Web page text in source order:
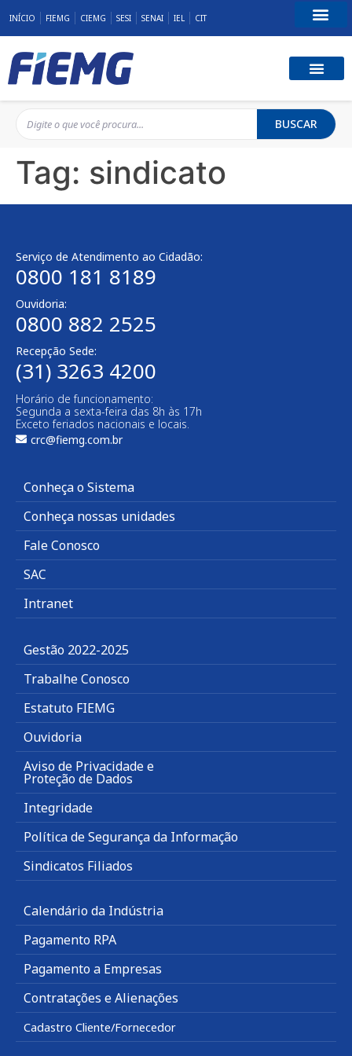
INÍCIO FIEMG CIEMG SESI SENAI IEL CIT
BUSCAR
Tag: sindicato
Serviço de Atendimento ao Cidadão:
0800 181 8189
Ouvidoria:
0800 882 2525
Recepção Sede:
(31) 3263 4200
Horário de funcionamento:
Segunda a sexta-feira das 8h às 17h
Exceto feriados nacionais e locais.
crc@fiemg.com.br
Conheça o Sistema
Conheça nossas unidades
Fale Conosco
SAC
Intranet
Gestão 2022-2025
Trabalhe Conosco
Estatuto FIEMG
Ouvidoria
Aviso de Privacidade e
Proteção de Dados
Integridade
Política de Segurança da Informação
Sindicatos Filiados
Calendário da Indústria
Pagamento RPA
Pagamento a Empresas
Contratações e Alienações
Cadastro Cliente/Fornecedor